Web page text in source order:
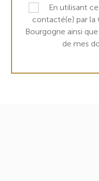
En utilisant
contacté(e) par la
Bourgogne ainsi
de mes